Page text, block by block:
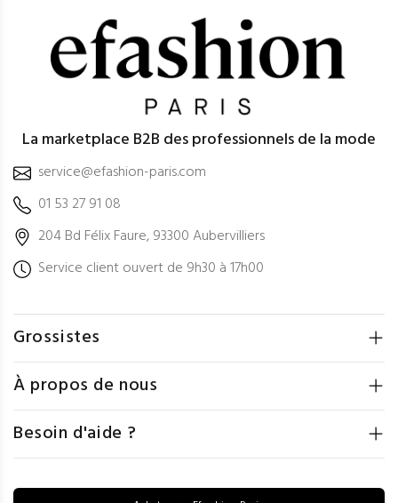
La marketplace B2B des professionnels de la mode
service@efashion-paris.com
01 53 27 91 08
204 Bd Félix Faure, 93300 Aubervilliers
Service client ouvert de 9h30 à 17h00
Grossistes
À propos de nous
Besoin d'aide ?